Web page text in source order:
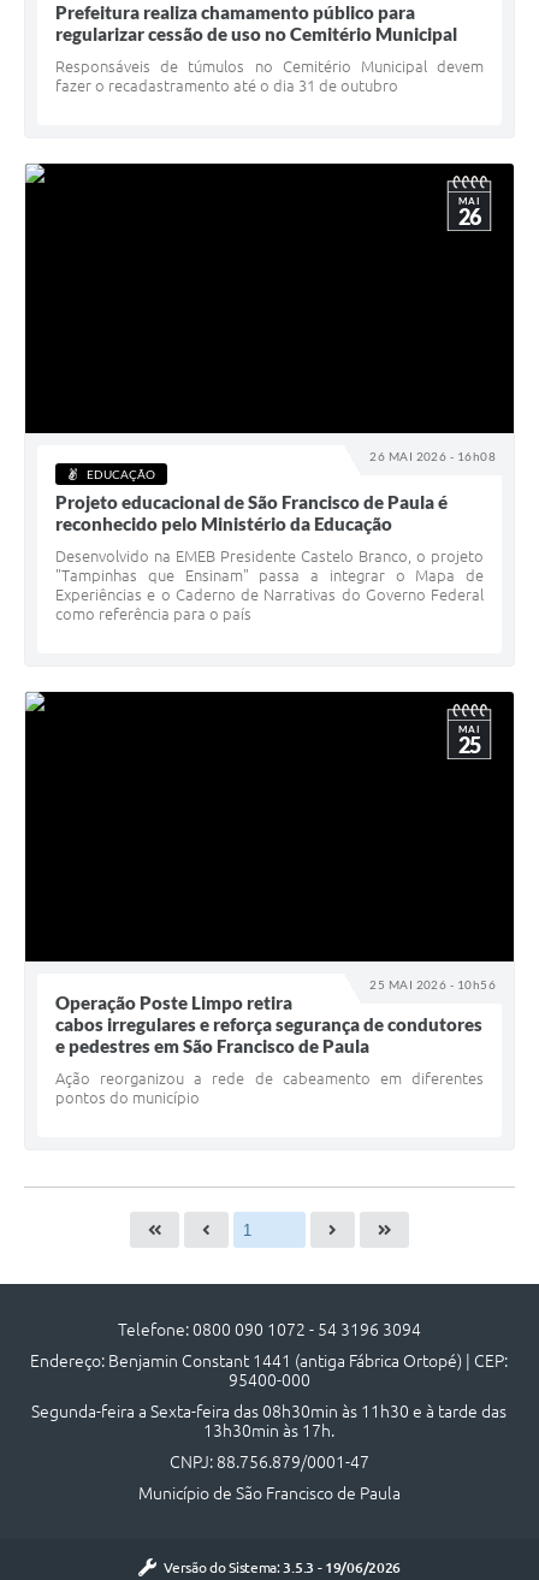
Prefeitura realiza chamamento público para
regularizar cessão de uso no Cemitério Municipal
Responsáveis de túmulos no Cemitério Municipal devem
fazer o recadastramento até o dia 31 de outubro
26 MAI 2026 - 16h08
MAI
26
EDUCAÇÃO
Projeto educacional de São Francisco de Paula é
reconhecido pelo Ministério da Educação
Desenvolvido na EMEB Presidente Castelo Branco, o projeto
"Tampinhas que Ensinam" passa a integrar o Mapa de
Experiências e o Caderno de Narrativas do Governo Federal
como referência para o país
25 MAI 2026 - 10h56
MAI
25
Operação Poste Limpo retira
cabos irregulares e reforça segurança de condutores
e pedestres em São Francisco de Paula
Ação reorganizou a rede de cabeamento em diferentes
pontos do município
Telefone: 0800 090 1072 - 54 3196 3094
Endereço: Benjamin Constant 1441 (antiga Fábrica Ortopé) | CEP:
95400-000
Segunda-feira a Sexta-feira das 08h30min às 11h30 e à tarde das
13h30min às 17h.
CNPJ: 88.756.879/0001-47
Município de São Francisco de Paula
Versão do Sistema: 3.5.3 - 19/06/2026